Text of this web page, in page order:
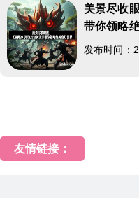
美景尽收
带你领略
发布时间：
友情链接：